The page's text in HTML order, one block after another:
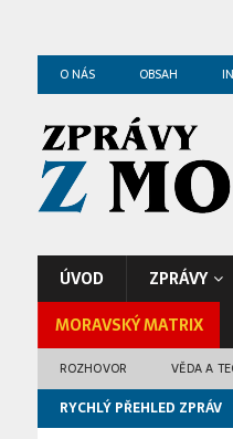
O NÁS OBSAH
ÚVOD ZPRÁVY
MORAVSKÝ MATRIX
ROZHOVOR VĚDA A
RYCHLÝ PŘEHLED ZPRÁV